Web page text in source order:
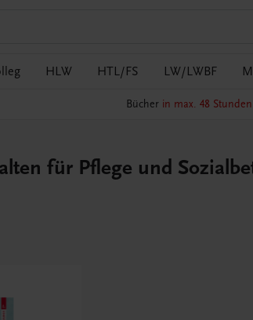
HLW HTL/FS LW/LWBF
Bücher in max. 48
für Pflege und